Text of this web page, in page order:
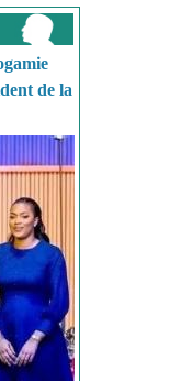
de la